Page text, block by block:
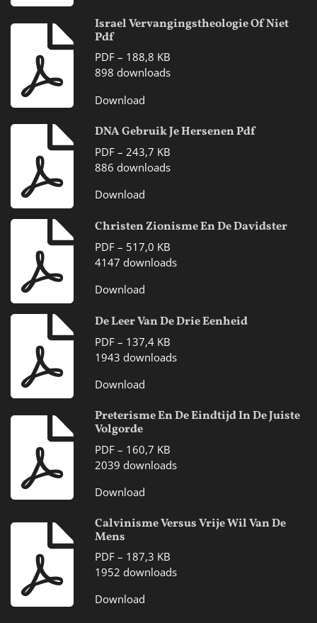
Israel Vervangingstheologie Of Niet
Pdf
PDF – 188,8 KB
898 downloads
Download
DNA Gebruik Je Hersenen Pdf
PDF – 243,7 KB
886 downloads
Download
Christen Zionisme En De Davidster
PDF – 517,0 KB
4147 downloads
Download
De Leer Van De Drie Eenheid
PDF – 137,4 KB
1943 downloads
Download
Preterisme En De Eindtijd In De Juiste
Volgorde
PDF – 160,7 KB
2039 downloads
Download
Calvinisme Versus Vrije Wil Van De
Mens
PDF – 187,3 KB
1952 downloads
Download